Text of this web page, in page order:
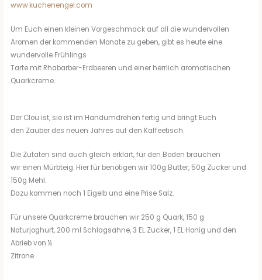
www.kuchenengel.com
Um Euch einen kleinen Vorgeschmack auf all die wundervollen
Aromen der kommenden Monate zu geben, gibt es heute eine
wundervolle Frühlings
Tarte mit Rhabarber-Erdbeeren und einer herrlich aromatischen
Quarkcreme.
Der Clou ist, sie ist im Handumdrehen fertig und bringt Euch
den Zauber des neuen Jahres auf den Kaffeetisch.
Die Zutaten sind auch gleich erklärt, für den Boden brauchen
wir einen Mürbteig. Hier für benötigen wir 100g Butter, 50g Zucker und
150g Mehl.
Dazu kommen noch 1 Eigelb und eine Prise Salz.
Für unsere Quarkcreme brauchen wir 250 g Quark, 150 g
Naturjoghurt, 200 ml Schlagsahne, 3 EL Zucker, 1 EL Honig und den
Abrieb von ½
Zitrone.